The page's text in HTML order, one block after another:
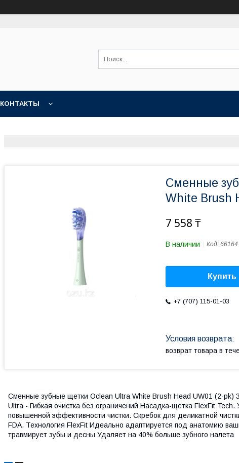
КОНТАКТЫ
Сменные
White Brush
7 558 ₸
В наличии Код: 66164
Купить
+7 (707) 115-01-03
возврат товара в
Сменные зубные щетки Oclean Ultra White Brush Head UW01 (2-
Ultra - Гибкая очистка без ограничений Насадка-щетка FlexFit
повышенной эффективности чистки. Скребок для деликатной
FDA. Технология FlexFit Идеально адаптируется под анатомию
травмирует зубы и десны Удаляет на 40% больше зубного налета